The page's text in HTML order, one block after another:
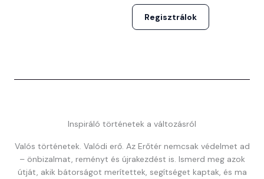
Regisztrálok
Inspiráló történetek a változásról
Valós történetek. Valódi erő. Az Erőtér nemcsak védelmet ad
– önbizalmat, reményt és újrakezdést is. Ismerd meg azok
útját, akik bátorságot merítettek, segítséget kaptak, és ma